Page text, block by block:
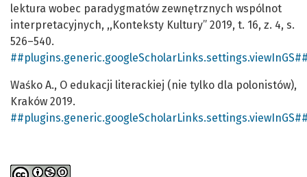
lektura wobec paradygmatów zewnętrznych wspólnot
interpretacyjnych, ,,Konteksty Kultury” 2019, t. 16, z. 4, s.
526–540.
Waśko A., O edukacji literackiej (nie tylko dla polonistów),
Kraków 2019.